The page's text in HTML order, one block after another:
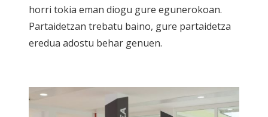
horri tokia eman diogu gure egunerokoan.
Partaidetzan trebatu baino, gure partaidetza
eredua adostu behar genuen.